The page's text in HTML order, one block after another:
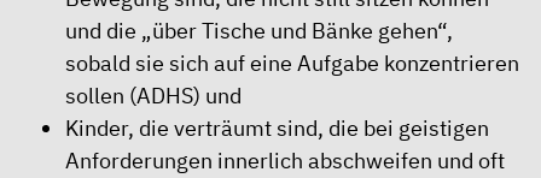
und die „über Tische und Bänke gehen“,
sobald sie sich auf eine Aufgabe konzentrieren
sollen (ADHS) und
Kinder, die verträumt sind, die bei geistigen
Anforderungen innerlich abschweifen und oft